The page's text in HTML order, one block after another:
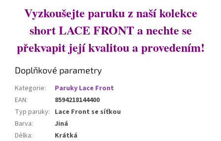
Vyzkoušejte paruku z naší kolekce
short LACE FRONT a nechte se
překvapit její kvalitou a provedením!
Doplňkové parametry
Kategorie:
Paruky Lace Front
EAN:
8594218144400
Typ paruky: Lace Front se síťkou
Barva:
Jiná
Délka:
Krátká